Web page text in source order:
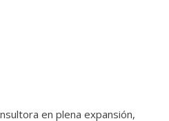
en plena expansión,